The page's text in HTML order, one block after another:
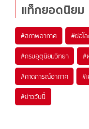
แท็กยอดนิยม
#สภาพอากาศ #ย่อโ
#กรมอุตุนิยมวิทยา #
#คาดการณ์อากาศ #
#ข่าววันนี้